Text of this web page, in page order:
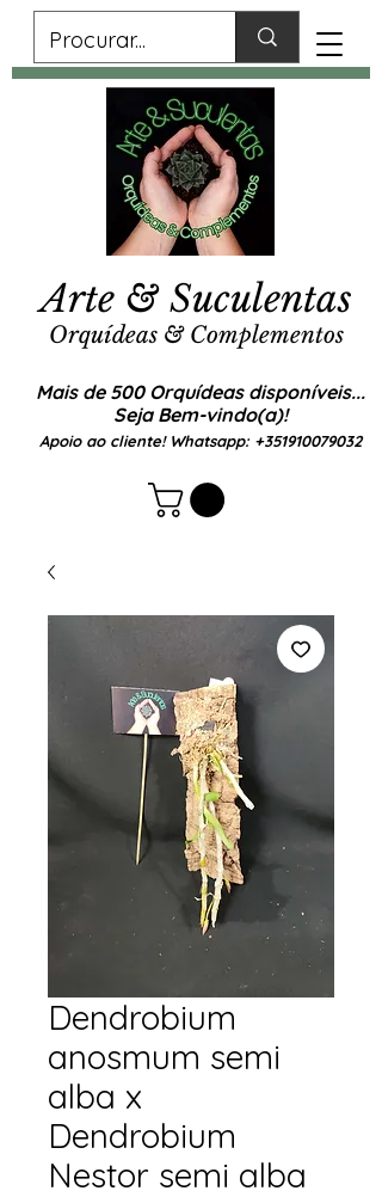
Mais de 500 Orquídeas disponíveis...
Seja Bem-vindo(a)!
Apoio ao cliente! Whatsapp: +351910079032
Arte & Suculentas
Orquídeas & Complementos
Dendrobium
anosmum semi
alba x
Dendrobium
Nestor semi alba